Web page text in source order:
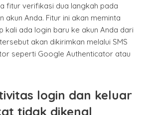
fitur verifikasi dua langkah pada
akun Anda. Fitur ini akan meminta
kali ada login baru ke akun Anda dari
akan dikirimkan melalui SMS
seperti Google Authenticator atau
login dan keluar
tidak dikenal